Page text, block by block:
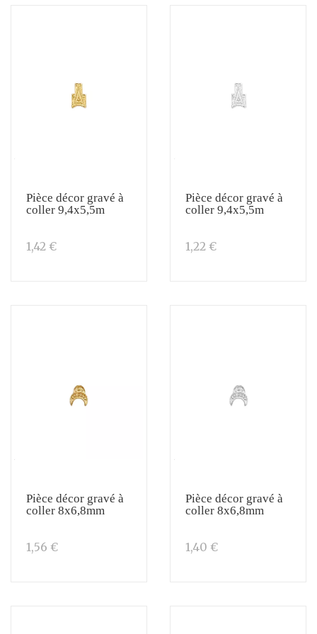
Pièce décor gravé à
coller 9,4x5,5m
1,42 €
Pièce décor gravé à
coller 9,4x5,5m
1,22 €
Pièce décor gravé à
coller 8x6,8mm
1,56 €
Pièce décor gravé à
coller 8x6,8mm
1,40 €